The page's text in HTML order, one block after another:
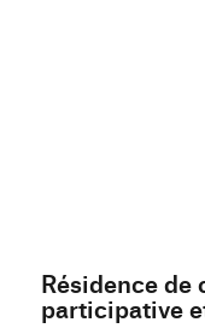
Résidence de
participative